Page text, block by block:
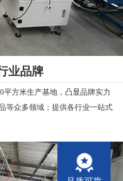
业品牌
平方米生产基地，凸显品牌实力
等众多领域；提供各行业一站式